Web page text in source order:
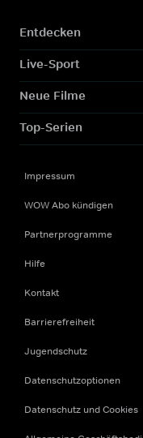
Entdecken
Live-Sport
Neue Filme
Top-Serien
Impressum
WOW Abo kündigen
Partnerprogramme
Hilfe
Kontakt
Barrierefreiheit
Jugendschutz
Datenschutzoptionen
Datenschutz und Cookies